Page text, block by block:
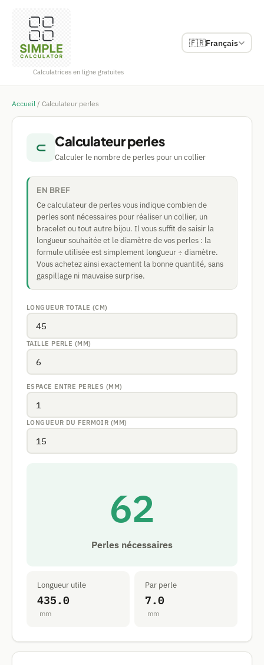
Calculatrices en ligne gratuites
🇫🇷Français
Accueil / Calculateur perles
⊂ Calculateur perles
Calculer le nombre de perles pour un collier
EN BREF
Ce calculateur de perles vous indique combien de
perles sont nécessaires pour réaliser un collier, un
bracelet ou tout autre bijou. Il vous suffit de saisir la
longueur souhaitée et le diamètre de vos perles : la
formule utilisée est simplement longueur ÷ diamètre.
Vous achetez ainsi exactement la bonne quantité, sans
gaspillage ni mauvaise surprise.
LONGUEUR TOTALE (CM)
TAILLE PERLE (MM)
ESPACE ENTRE PERLES (MM)
LONGUEUR DU FERMOIR (MM)
62
Perles nécessaires
Longueur utile
435.0
mm
Par perle
7.0
mm